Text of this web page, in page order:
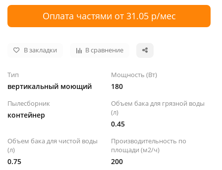
Оплата частями от 31.05 р/мес
В закладки В сравнение
Тип
вертикальный моющий
Мощность (Вт)
180
Пылесборник
контейнер
Объем бака для грязной воды
(л)
0.45
Объем бака для чистой воды
(л)
0.75
Производительность по
площади (м2/ч)
200